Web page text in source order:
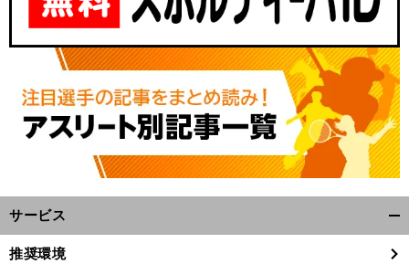
サービス
推奨環境